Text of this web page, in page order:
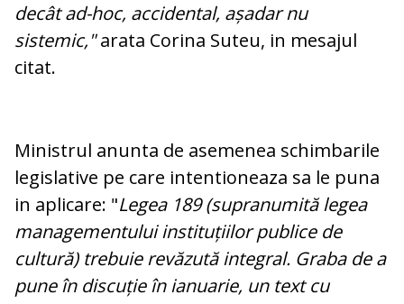
decât ad-hoc, accidental, așadar nu
sistemic,"arata Corina Suteu, in mesajul
citat.
Ministrul anunta de asemenea schimbarile
legislative pe care intentioneaza sa le puna
in aplicare: "Legea 189 (supranumită legea
managementului instituțiilor publice de
cultură) trebuie revăzută integral. Graba de a
pune în discuție în ianuarie, un text cu